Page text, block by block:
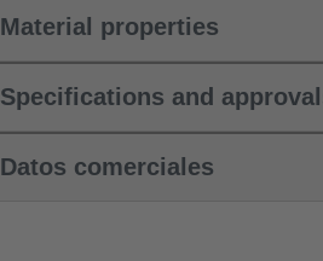
Material properties
Specifications and
Datos comerciales